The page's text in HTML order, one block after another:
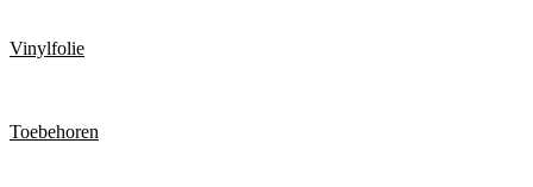
Vinylfolie
Toebehoren